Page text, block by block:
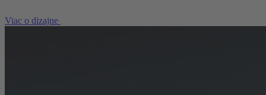
Viac o dizajne